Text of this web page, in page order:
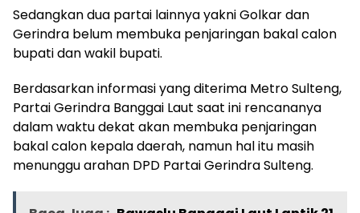
Sedangkan dua partai lainnya yakni Golkar dan
Gerindra belum membuka penjaringan bakal calon
bupati dan wakil bupati.
Berdasarkan informasi yang diterima Metro Sulteng,
Partai Gerindra Banggai Laut saat ini rencananya
dalam waktu dekat akan membuka penjaringan
bakal calon kepala daerah, namun hal itu masih
menunggu arahan DPD Partai Gerindra Sulteng.